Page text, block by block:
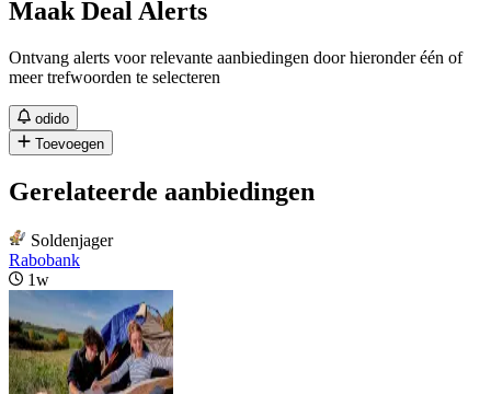
Maak Deal Alerts
Ontvang alerts voor relevante aanbiedingen door hieronder één of
meer trefwoorden te selecteren
odido
Toevoegen
Gerelateerde aanbiedingen
Soldenjager
Rabobank
1w